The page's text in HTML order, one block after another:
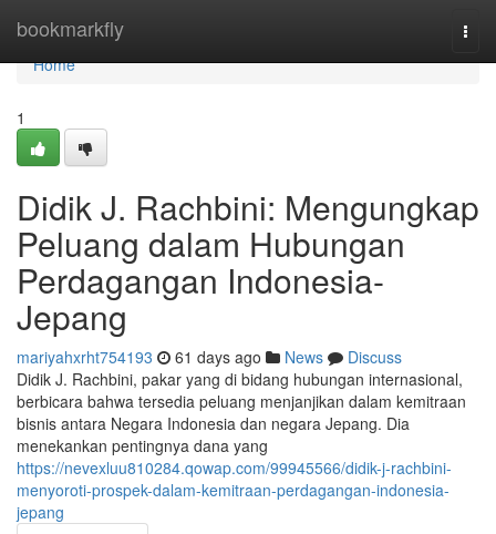
bookmarkfly
Home
Home
1
Didik J. Rachbini: Mengungkap
Peluang dalam Hubungan
Perdagangan Indonesia-
Jepang
mariyahxrht754193 61 days ago News
Discuss
Didik J. Rachbini, pakar yang di bidang hubungan internasional,
berbicara bahwa tersedia peluang menjanjikan dalam kemitraan
bisnis antara Negara Indonesia dan negara Jepang. Dia
menekankan pentingnya dana yang
https://nevexluu810284.qowap.com/99945566/didik-j-rachbini-
menyoroti-prospek-dalam-kemitraan-perdagangan-indonesia-
jepang